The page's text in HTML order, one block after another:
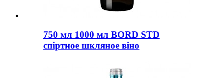
750 мл 1000 мл BORD STD
спіртное шкляное віно